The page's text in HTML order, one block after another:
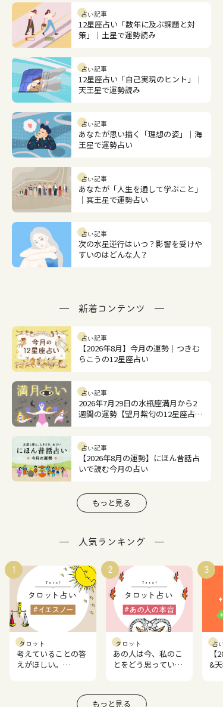
占い記事
12星座占い「数年に及ぶ課題と対
策」｜土星で運勢読み
占い記事
12星座占い「自己実現のヒント」｜
天王星で運勢読み
占い記事
あなたが思い描く「理想の姿」｜海
王星で運勢占い
占い記事
あなたが「人生を通して学ぶこと」
｜冥王星で運勢占い
占い記事
次の水星逆行はいつ？影響を受けや
すいのはどんな人？
新着コンテンツ
占い記事
【2026年8月】今月の運勢｜つきむ
らこうの12星座占い
占い記事
2026年7月29日の水瓶座満月から2
週間の運勢【望月紫匂の12星座占
占い記事
【2026年8月の運勢】にほん昔話占
いで読む今月の占い
もっと見る
人気ランキング
1
タロット
考えていることの答
えがほしい。
2
タロット
あの人は今、私のこ
とをどう思ってい
3
占
&
もっと見る